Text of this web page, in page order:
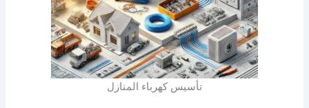
تأسيس كهرباء المنازل